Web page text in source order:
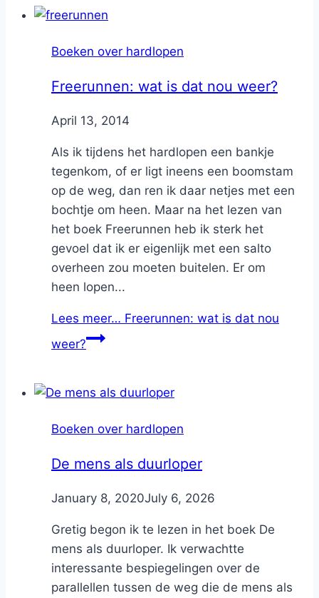
Boeken over hardlopen
Freerunnen: wat is dat nou weer?
ByNicole
April 13, 2014
Als ik tijdens het hardlopen een bankje
tegenkom, of er ligt ineens een boomstam
op de weg, dan ren ik daar netjes met een
bochtje om heen. Maar na het lezen van
het boek Freerunnen heb ik sterk het
gevoel dat ik er eigenlijk met een salto
overheen zou moeten buitelen. Er om
heen lopen...
Lees meer… Freerunnen: wat is dat nou
weer?
Boeken over hardlopen
De mens als duurloper
ByNicole
January 8, 2020July 6, 2026
Gretig begon ik te lezen in het boek De
mens als duurloper. Ik verwachtte
interessante bespiegelingen over de
parallellen tussen de weg die de mens als